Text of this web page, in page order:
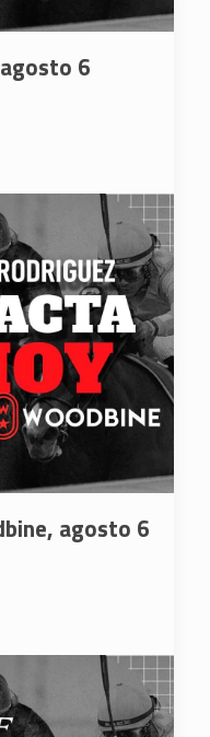
6
agosto 6